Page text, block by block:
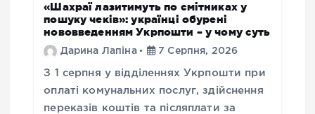
«Шахраї лазитимуть по смітниках у
пошуку чеків»: українці обурені
нововведенням Укрпошти – у чому суть
Дарина Лапіна 7 Серпня, 2026
З 1 серпня у відділеннях Укрпошти при
оплаті комунальних послуг, здійснення
переказів коштів та післяплати за